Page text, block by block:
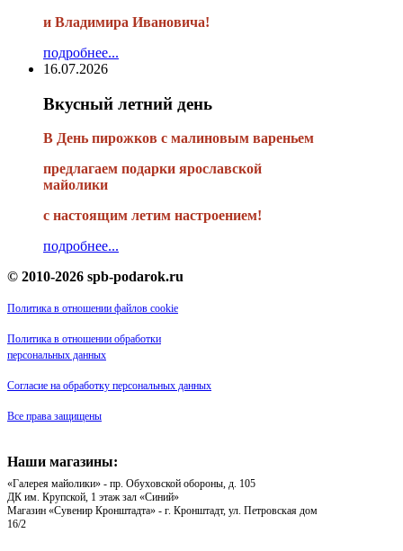
и Владимира Ивановича!
подробнее...
16.07.2026
Вкусный летний день
В День пирожков с малиновым вареньем
предлагаем подарки ярославской
майолики
с настоящим летим настроением!
подробнее...
© 2010-2026 spb-podarok.ru
Политика в отношении файлов cookie
Политика в отношении обработки
персональных данных
Согласие на обработку персональных данных
Все права защищены
Наши магазины:
«Галерея майолики» - пр. Обуховской обороны, д. 105
ДК им. Крупской, 1 этаж зал «Синий»
Магазин «Сувенир Кронштадта» - г. Кронштадт, ул. Петровская дом
16/2